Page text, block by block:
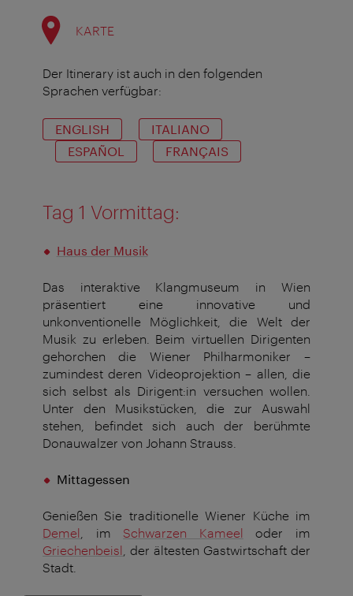
KARTE
Der Itinerary ist auch in den folgenden
Sprachen verfügbar:
ENGLISH
ITALIANO
ESPAÑOL
FRANÇAIS
Tag 1 Vormittag:
Haus der Musik
Das interaktive Klangmuseum in Wien
präsentiert eine innovative und
unkonventionelle Möglichkeit, die Welt der
Musik zu erleben. Beim virtuellen Dirigenten
gehorchen die Wiener Philharmoniker –
zumindest deren Videoprojektion – allen, die
sich selbst als Dirigent:in versuchen wollen.
Unter den Musikstücken, die zur Auswahl
stehen, befindet sich auch der berühmte
Donauwalzer von Johann Strauss.
Mittagessen
Genießen Sie traditionelle Wiener Küche im
Demel
, im Schwarzen Kameel oder im
Griechenbeisl , der ältesten Gastwirtschaft der
Stadt.